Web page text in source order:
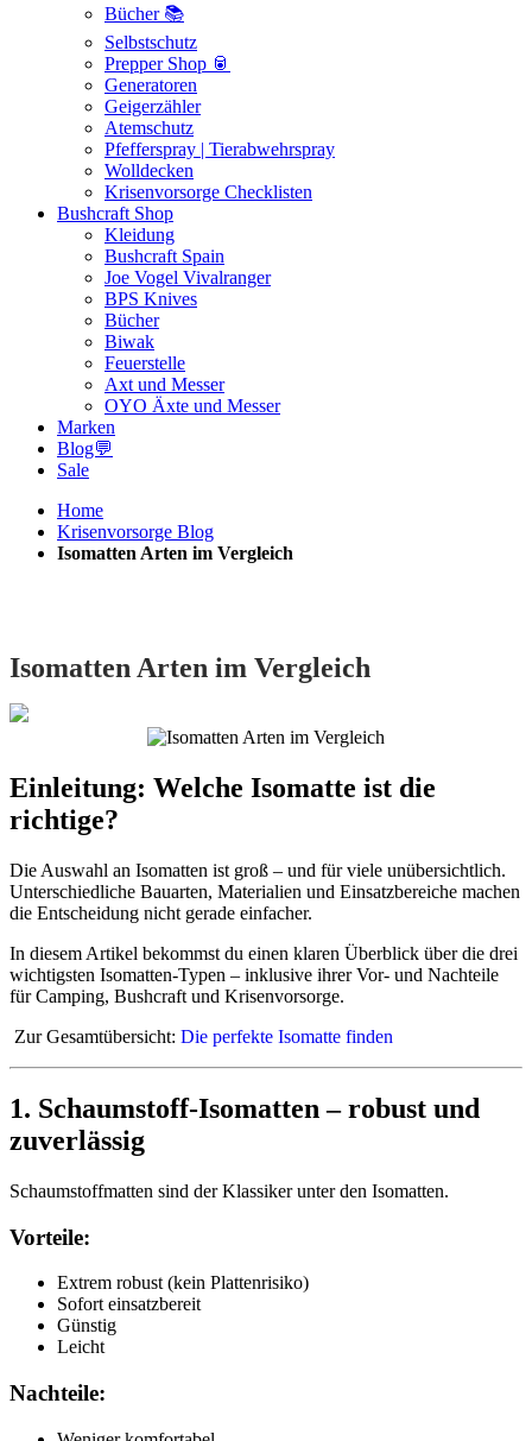
Bücher 📚
Selbstschutz
Prepper Shop 🥫
Generatoren
Geigerzähler
Atemschutz
Pfefferspray | Tierabwehrspray
Wolldecken
Krisenvorsorge Checklisten
Bushcraft Shop
Kleidung
Bushcraft Spain
Joe Vogel Vivalranger
BPS Knives
Bücher
Biwak
Feuerstelle
Axt und Messer
OYO Äxte und Messer
Marken
Blog💬
Sale
Home
Krisenvorsorge Blog
Isomatten Arten im Vergleich
Isomatten Arten im Vergleich
Einleitung: Welche Isomatte ist die
richtige?
Die Auswahl an Isomatten ist groß – und für viele unübersichtlich.
Unterschiedliche Bauarten, Materialien und Einsatzbereiche machen
die Entscheidung nicht gerade einfacher.
In diesem Artikel bekommst du einen klaren Überblick über die drei
wichtigsten Isomatten-Typen – inklusive ihrer Vor- und Nachteile
für Camping, Bushcraft und Krisenvorsorge.
Zur Gesamtübersicht: Die perfekte Isomatte finden
1. Schaumstoff-Isomatten – robust und
zuverlässig
Schaumstoffmatten sind der Klassiker unter den Isomatten.
Vorteile:
Extrem robust (kein Plattenrisiko)
Sofort einsatzbereit
Günstig
Leicht
Nachteile: